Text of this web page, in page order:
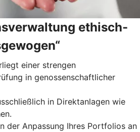
ethisch-
einer strengen
in genossenschaftlicher
in Direktanlagen wie
der Anpassung Ihres Portfolios an